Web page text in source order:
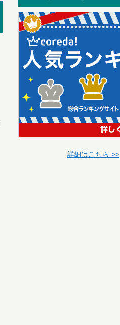
詳細はこちら >>